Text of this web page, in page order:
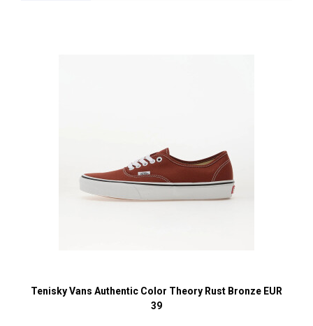
Tenisky Vans Authentic Color Theory Rust Bronze EUR
39